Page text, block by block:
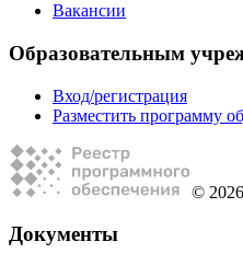
Вакансии
Образовательным
Вход/регистрация
Разместить программу
©
Документы